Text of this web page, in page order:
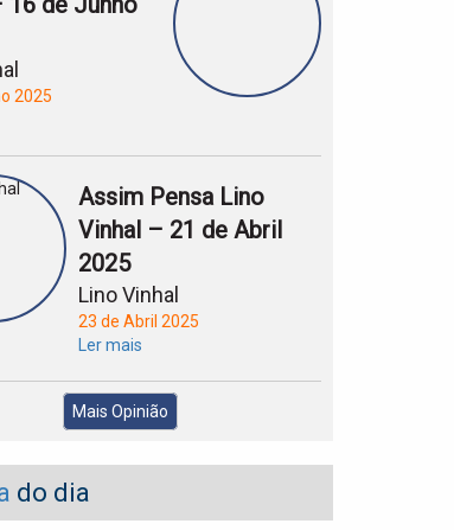
2025
Assim Pensa Lino
Vinhal – 21 de Abril
2025
Lino Vinhal
23 de Abril 2025
Ler mais
Mais Opinião
do dia